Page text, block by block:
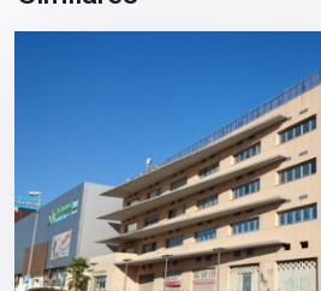
provincia